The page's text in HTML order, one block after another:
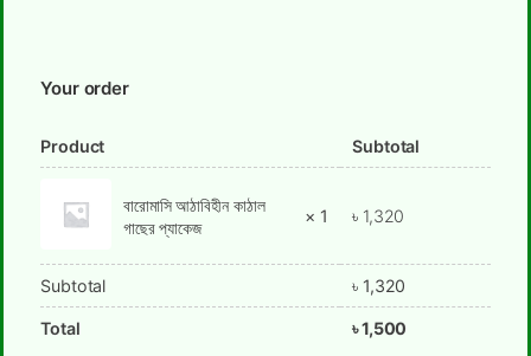
Your order
Product Subtotal
বারোমাসি আঠাবিহীন কাঠাল
গাছের প্যাকেজ
× 1 ৳ 1,320
Subtotal ৳ 1,320
Total ৳1,500